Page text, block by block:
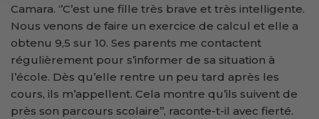
Camara. ‘’C’est une fille très brave et très intelligente.
Nous venons de faire un exercice de calcul et elle a
obtenu 9,5 sur 10. Ses parents me contactent
régulièrement pour s’informer de sa situation à
l’école. Dès qu’elle rentre un peu tard après les
cours, ils m’appellent. Cela montre qu’ils suivent de
près son parcours scolaire’’, raconte-t-il avec fierté.